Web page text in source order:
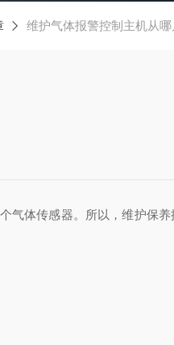
维护气体报警控制主机从
气体传感器。所以，维护保